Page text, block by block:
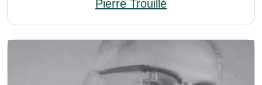
Pierre Trouillé